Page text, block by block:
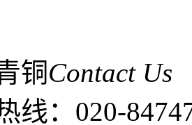
铜Contact Us
线： 020-